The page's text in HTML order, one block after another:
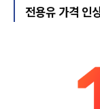
전용유 가격 인